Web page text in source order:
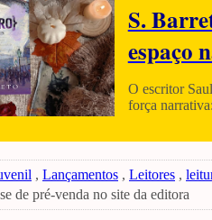
S.
espaço
O escritor
força
, Lançamentos , Leitores ,
de pré-venda no site da editora